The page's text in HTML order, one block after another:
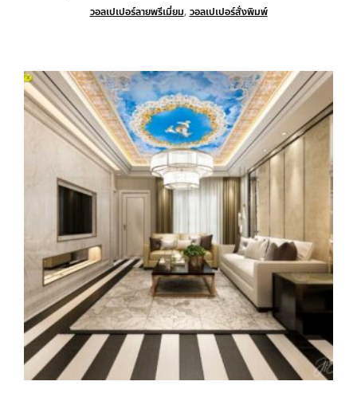
วอลเปเปอร์ลายพรีเมี่ยม, วอลเปเปอร์สั่งพิมพ์